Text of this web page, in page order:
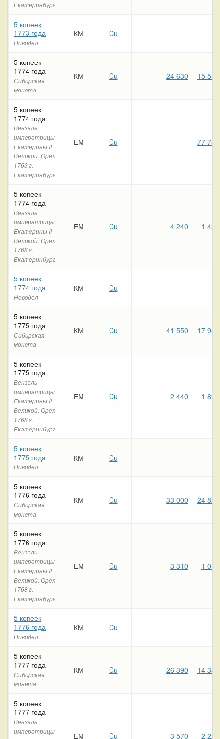
Екатеринбург
5 копеек
1773 года
Новодел
КМ Cu
5 копеек
1774 года
Сибирская
монета
КМ Cu 24 630 15 510
5 копеек
1774 года
Вензель
императрицы
Екатерины II
Великой. Орел
1763 г.
Екатеринбург
ЕМ Cu 77 780
5 копеек
1774 года
Вензель
императрицы
Екатерины II
Великой. Орел
1768 г.
Екатеринбург
ЕМ Cu 4 240 1 420
5 копеек
1774 года
Новодел
КМ Cu
5 копеек
1775 года
Сибирская
монета
КМ Cu 41 550 17 980
5 копеек
1775 года
Вензель
императрицы
Екатерины II
Великой. Орел
1768 г.
Екатеринбург
ЕМ Cu 2 440 1 890
5 копеек
1775 года
Новодел
КМ Cu
5 копеек
1776 года
Сибирская
монета
КМ Cu 33 000 24 820
5 копеек
1776 года
Вензель
императрицы
Екатерины II
Великой. Орел
1768 г.
Екатеринбург
ЕМ Cu 3 310 1 070
5 копеек
1776 года
Новодел
КМ Cu
5 копеек
1777 года
Сибирская
монета
КМ Cu 26 390 14 350
5 копеек
1777 года
Вензель
императрицы
ЕМ Cu 3 570 2 220